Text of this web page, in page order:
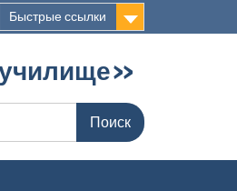
Быстрые ссылки